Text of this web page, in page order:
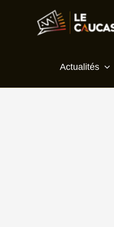
Actualités